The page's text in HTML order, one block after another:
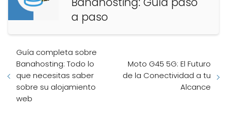
a paso
Guía completa sobre
Banahosting: Todo lo
que necesitas saber
sobre su alojamiento
web
Moto G45 5G: El Futuro
de la Conectividad a tu
Alcance